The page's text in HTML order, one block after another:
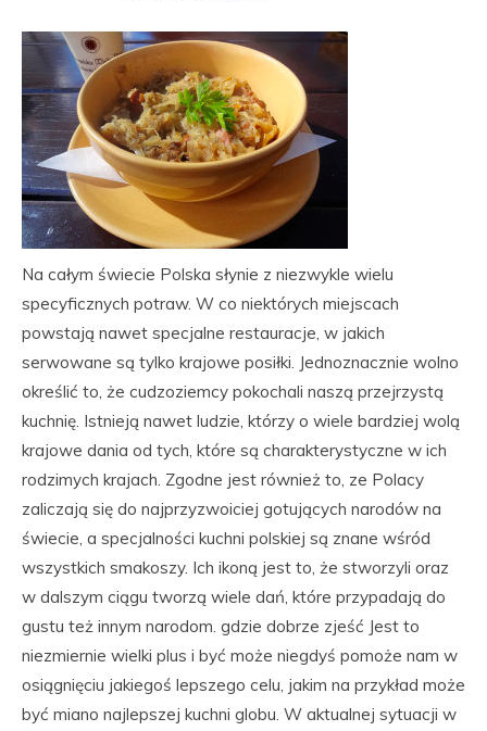
Na całym świecie Polska słynie z niezwykle wielu
specyficznych potraw. W co niektórych miejscach
powstają nawet specjalne restauracje, w jakich
serwowane są tylko krajowe posiłki. Jednoznacznie wolno
określić to, że cudzoziemcy pokochali naszą przejrzystą
kuchnię. Istnieją nawet ludzie, którzy o wiele bardziej wolą
krajowe dania od tych, które są charakterystyczne w ich
rodzimych krajach. Zgodne jest również to, ze Polacy
zaliczają się do najprzyzwoiciej gotujących narodów na
świecie, a specjalności kuchni polskiej są znane wśród
wszystkich smakoszy. Ich ikoną jest to, że stworzyli oraz
w dalszym ciągu tworzą wiele dań, które przypadają do
gustu też innym narodom. gdzie dobrze zjeść Jest to
niezmiernie wielki plus i być może niegdyś pomoże nam w
osiągnięciu jakiegoś lepszego celu, jakim na przykład może
być miano najlepszej kuchni globu. W aktualnej sytuacji w